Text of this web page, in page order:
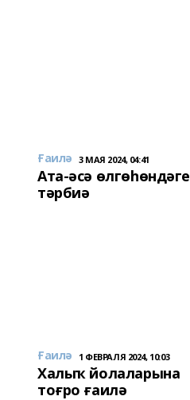
Ғаилә 3 МАЯ 2024, 04:41
Ата-әсә өлгөһөндәге
тәрбиә
Ғаилә 1 ФЕВРАЛЯ 2024, 10:03
Халыҡ йолаларына
тоғро ғаилә